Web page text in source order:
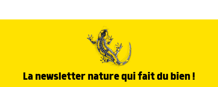
La newsletter nature qui fait du bien !